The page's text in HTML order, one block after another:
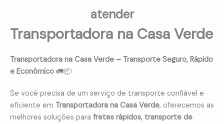
atender
Transportadora na Casa Verde
Transportadora na Casa Verde – Transporte Seguro, Rápido
e Econômico 🚛📦
Se você precisa de um serviço de transporte confiável e
eficiente em Transportadora na Casa Verde, oferecemos as
melhores soluções para fretes rápidos, transporte de